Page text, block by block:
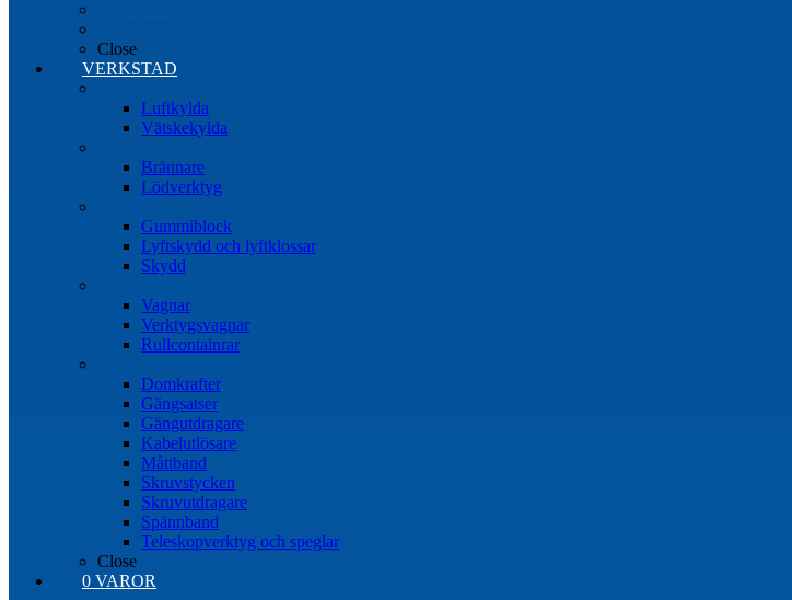
Close
VERKSTAD
Luftkylda
Vätskekylda
Brännare
Lödverktyg
Gummiblock
Lyftskydd och lyftklossar
Skydd
Vagnar
Verktygsvagnar
Rullcontainrar
Domkrafter
Gängsatser
Gängutdragare
Kabelutlösare
Måttband
Skruvstycken
Skruvutdragare
Spännband
Teleskopverktyg och speglar
Close
0 VAROR